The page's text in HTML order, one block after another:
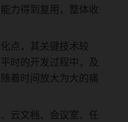
力得到复用，整体收
点，其关键技术较
时的开发过程中，及
着时间放大为大的痛
云文档、会议室、任